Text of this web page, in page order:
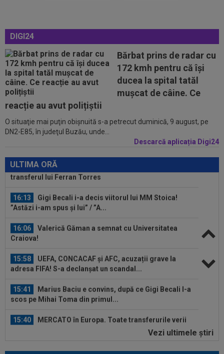
DIGI24
Bărbat prins de radar cu
172 kmh pentru că își
ducea la spital tatăl
muşcat de câine. Ce
reacție au avut polițiștii
O situaţie mai puţin obişnuită s-a petrecut duminică, 9 august, pe
DN2-E85, în judeţul Buzău, unde...
Descarcă aplicația Digi24
ULTIMA ORĂ
15:41
Marius Baciu e convins, după ce Gigi Becali l-a
scos pe Mihai Toma din primul...
15:40
MERCATO în Europa. Toate transferurile verii
sunt AICI! Yan Diomande a semnat...
16:23
Lovitură pentru Barcelona! S-a accidentat la
antrenamente și poate lipsi un an...
16:22 Surpriză! A cerut să plece de la CFR Cluj
transferul lui Ferran Torres
”Astăzi i-am spus și lui” / ”A...
Valerică Găman a semnat cu Universitatea
Craiova!
adresa FIFA! S-a declanșat un scandal...
Marius Baciu e convins, după ce Gigi Becali l-a
scos pe Mihai Toma din primul...
15:40
MERCATO în Europa. Toate transferurile verii
sunt AICI! Yan Diomande a semnat...
Lovitură pentru Barcelona! S-a accidentat la
Vezi ultimele ştiri